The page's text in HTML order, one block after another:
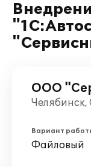
ООО
Челябинск,
Вариант
Файловый